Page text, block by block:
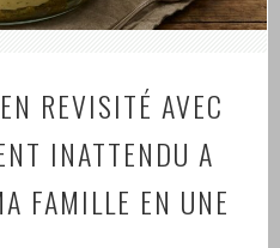
REVISITÉ AVEC
INATTENDU A
FAMILLE EN UNE